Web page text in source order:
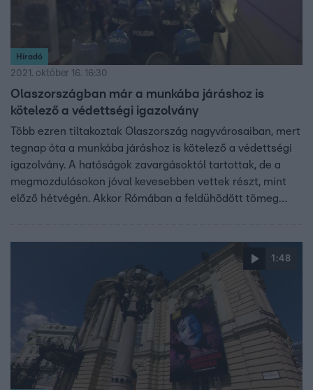
Híradó
2021. október 16. 16:30
Olaszországban már a munkába járáshoz is
kötelező a védettségi igazolvány
Több ezren tiltakoztak Olaszország nagyvárosaiban, mert
tegnap óta a munkába járáshoz is kötelező a védettségi
igazolvány. A hatóságok zavargásoktól tartottak, de a
megmozdulásokon jóval kevesebben vettek részt, mint
előző hétvégén. Akkor Rómában a feldühödött tömeg
1:48